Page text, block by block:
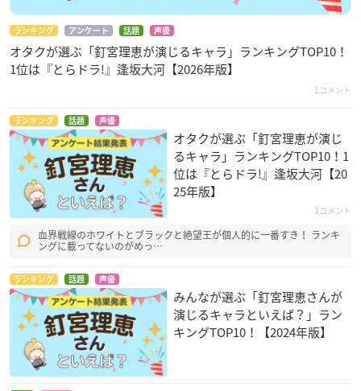
ランキング アンケート 話題 声優
オタクが選ぶ「釘宮理恵が演じるキャラ」ランキングTOP10！
1位は『とらドラ!』逢坂大河【2026年版】
1コメント
ランキング 話題 声優
オタクが選ぶ「釘宮理恵が演じ
るキャラ」ランキングTOP10！1
位は『とらドラ!』逢坂大河【20
25年版】
3コメント
血界戦線のホワイトとブラックと絶望王が個人的に一番すき！ ランキ
ングに載ってないのがめっ…
ランキング 話題 声優
みんなが選ぶ「釘宮理恵さんが
演じるキャラといえば？」ラン
キングTOP10！【2024年版】